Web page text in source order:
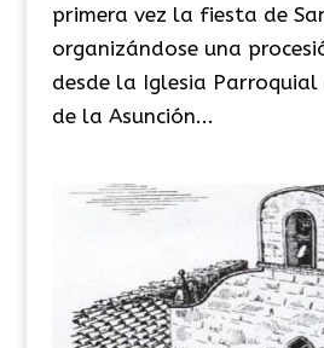
primera vez la fiesta de
organizándose una
desde la Iglesia Parroquial
de la Asunción...